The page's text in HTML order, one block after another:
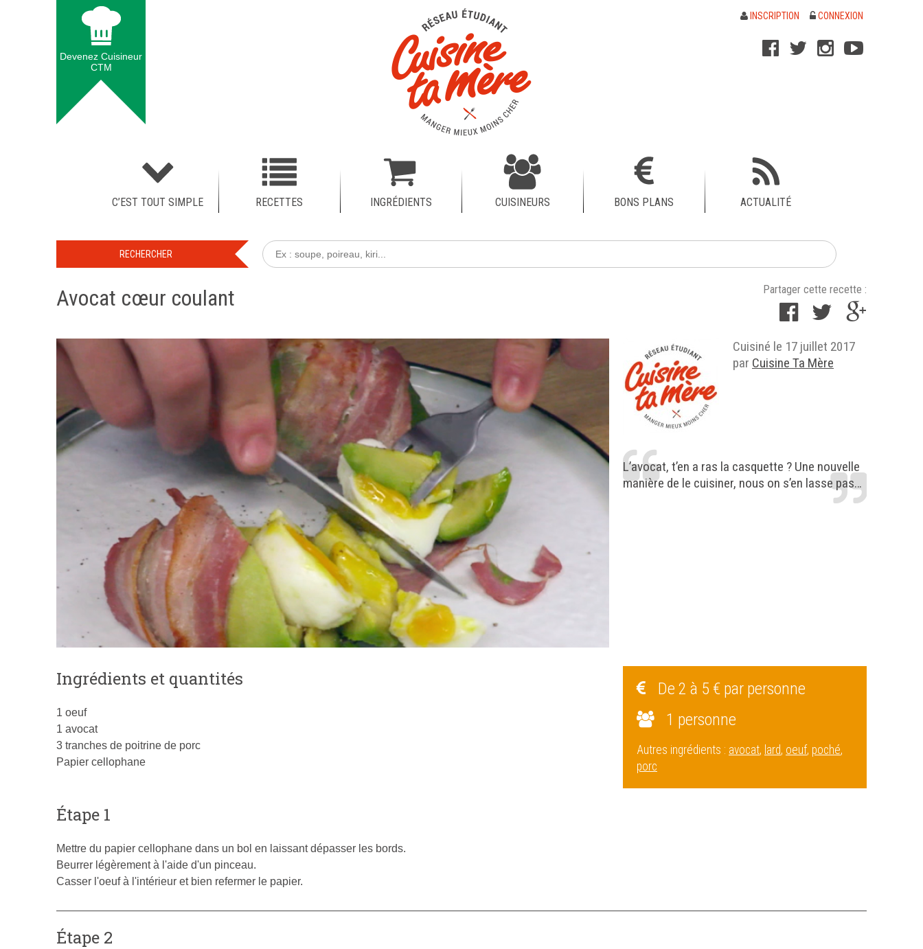
Devenez Cuisineur
CTM
INSCRIPTION CONNEXION
C’EST TOUT SIMPLE RECETTES INGRÉDIENTS CUISINEURS BONS PLANS ACTUALITÉ
Avocat cœur coulant Partager cette recette :
Cuisiné le 17 juillet 2017
par Cuisine Ta Mère
L’avocat, t’en a ras la casquette ? Une nouvelle
manière de le cuisiner, nous on s’en lasse pas…
Ingrédients et quantités
1 oeuf
1 avocat
3 tranches de poitrine de porc
Papier cellophane
De 2 à 5 € par personne
1 personne
Autres ingrédients : avocat, lard, oeuf, poché,
porc
Étape 1
Mettre du papier cellophane dans un bol en laissant dépasser les bords.
Beurrer légèrement à l'aide d'un pinceau.
Casser l'oeuf à l'intérieur et bien refermer le papier.
Étape 2